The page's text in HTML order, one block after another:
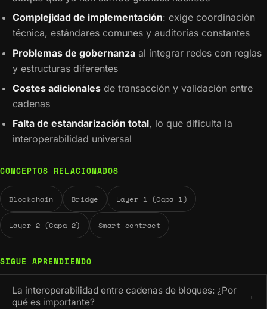
Complejidad de implementación: exige coordinación
técnica, estándares comunes y auditorías constantes
Problemas de gobernanzaal integrar redes con reglas
y estructuras diferentes
Costes adicionalesde transacción y validación entre
cadenas
Falta de estandarización total, lo que dificulta la
interoperabilidad universal
CONCEPTOS RELACIONADOS
Blockchain Bridge Layer 1 (Capa 1)
Layer 2 (Capa 2) Smart contract
SIGUE APRENDIENDO
La interoperabilidad entre cadenas de bloques: ¿Por
qué es importante?
→